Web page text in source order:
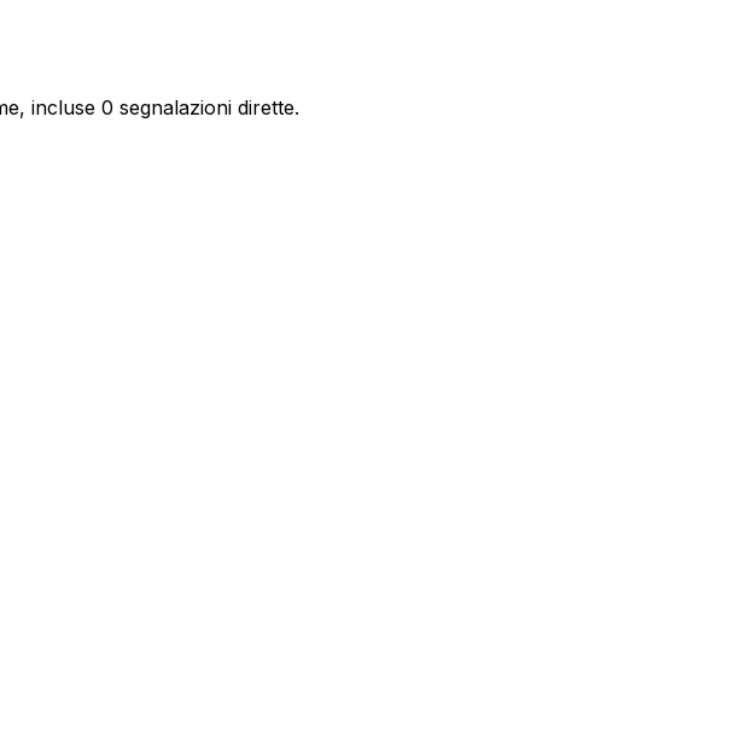
incluse 0 segnalazioni dirette.